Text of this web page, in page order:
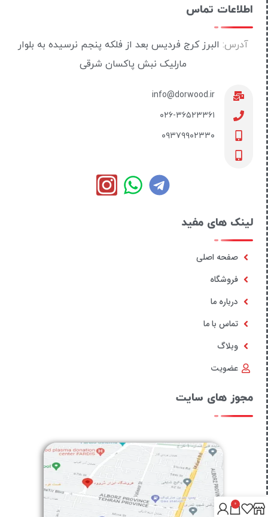
اطلاعات تماس
آدرس: البرز کرج فردیس بعد از فلکه پنجم نرسیده به بلوار
مارلیک نبش پاکسان شرقی
info@dorwood.ir
۰۲۶-۳۶۵۲۳۳۶۱
۰۹۳۷۹۹۰۲۳۳۰
لینک های مفید
صفحه اصلی
فروشگاه
درباره ما
تماس با ما
وبلاگ
عضویت
مجوز های سایت
0